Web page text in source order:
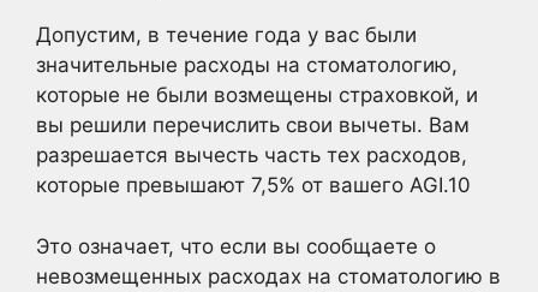
Допустим, в течение года у вас были
значительные расходы на стоматологию,
которые не были возмещены страховкой, и
вы решили перечислить свои вычеты. Вам
разрешается вычесть часть тех расходов,
которые превышают 7,5% от вашего AGI.10
Это означает, что если вы сообщаете о
невозмещенных расходах на стоматологию в